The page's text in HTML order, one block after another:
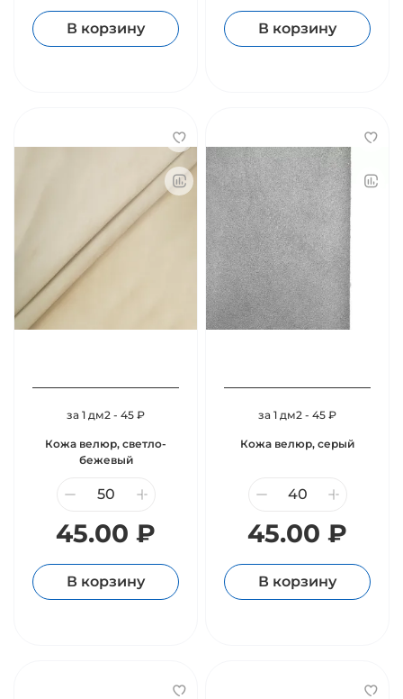
В корзину В корзину
за 1 дм2 - 45 ₽
Кожа велюр, светло-
бежевый
45.00 ₽
В корзину
за 1 дм2 - 45 ₽
Кожа велюр, серый
45.00 ₽
В корзину